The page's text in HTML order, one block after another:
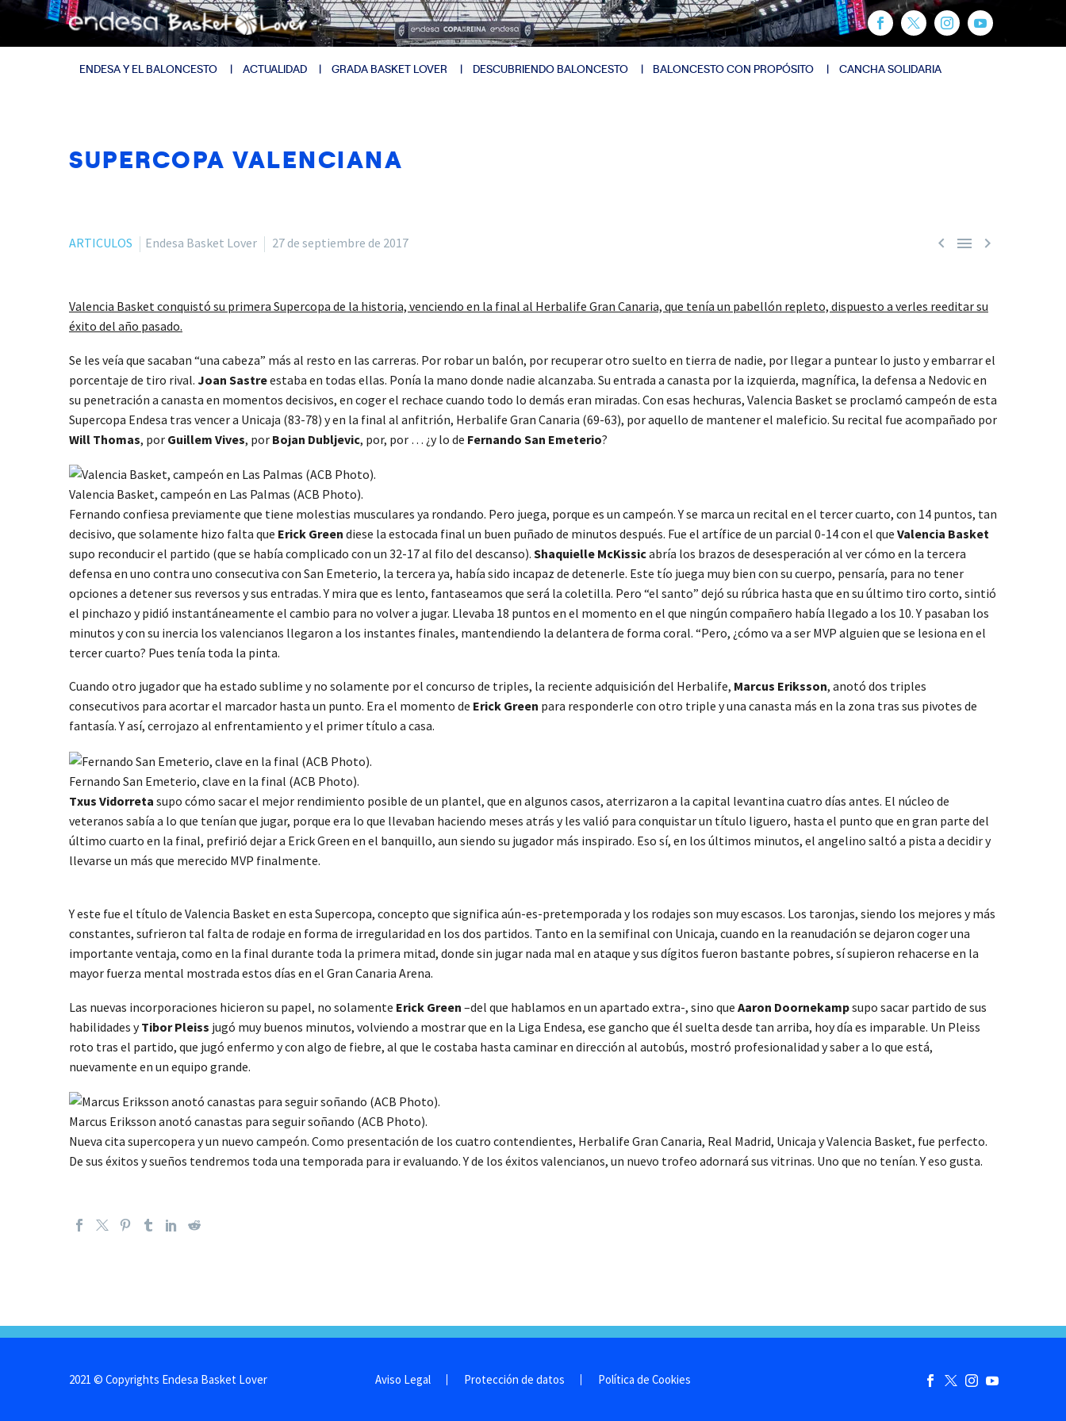
ENDESA Y EL BALONCESTO ACTUALIDAD GRADA BASKET LOVER DESCUBRIENDO BALONCESTO BALONCESTO CON PROPÓSITO CANCHA SOLIDARIA
SUPERCOPA VALENCIANA
  
ARTICULOS Endesa Basket Lover 27 de septiembre de 2017
Valencia Basket conquistó su primera Supercopa de la historia, venciendo en la final al Herbalife Gran Canaria, que tenía un pabellón repleto, dispuesto a verles reeditar su
éxito del año pasado.
Se les veía que sacaban “una cabeza” más al resto en las carreras. Por robar un balón, por recuperar otro suelto en tierra de nadie, por llegar a puntear lo justo y embarrar el
porcentaje de tiro rival. Joan Sastreestaba en todas ellas. Ponía la mano donde nadie alcanzaba. Su entrada a canasta por la izquierda, magnífica, la defensa a Nedovic en
su penetración a canasta en momentos decisivos, en coger el rechace cuando todo lo demás eran miradas. Con esas hechuras, Valencia Basket se proclamó campeón de esta
Supercopa Endesa tras vencer a Unicaja (83-78) y en la final al anfitrión, Herbalife Gran Canaria (69-63), por aquello de mantener el maleficio. Su recital fue acompañado por
Will Thomas, por Guillem Vives, por Bojan Dubljevic, por, por … ¿y lo de Fernando San Emeterio?
Valencia Basket, campeón en Las Palmas (ACB Photo).
Fernando confiesa previamente que tiene molestias musculares ya rondando. Pero juega, porque es un campeón. Y se marca un recital en el tercer cuarto, con 14 puntos, tan
decisivo, que solamente hizo falta que Erick Green diese la estocada final un buen puñado de minutos después. Fue el artífice de un parcial 0-14 con el que Valencia Basket
supo reconducir el partido (que se había complicado con un 32-17 al filo del descanso). Shaquielle McKissicabría los brazos de desesperación al ver cómo en la tercera
defensa en uno contra uno consecutiva con San Emeterio, la tercera ya, había sido incapaz de detenerle. Este tío juega muy bien con su cuerpo, pensaría, para no tener
opciones a detener sus reversos y sus entradas. Y mira que es lento, fantaseamos que será la coletilla. Pero “el santo” dejó su rúbrica hasta que en su último tiro corto, sintió
el pinchazo y pidió instantáneamente el cambio para no volver a jugar. Llevaba 18 puntos en el momento en el que ningún compañero había llegado a los 10. Y pasaban los
minutos y con su inercia los valencianos llegaron a los instantes finales, mantendiendo la delantera de forma coral. “Pero, ¿cómo va a ser MVP alguien que se lesiona en el
tercer cuarto? Pues tenía toda la pinta.
Cuando otro jugador que ha estado sublime y no solamente por el concurso de triples, la reciente adquisición del Herbalife, Marcus Eriksson, anotó dos triples
consecutivos para acortar el marcador hasta un punto. Era el momento de Erick Green para responderle con otro triple y una canasta más en la zona tras sus pivotes de
fantasía. Y así, cerrojazo al enfrentamiento y el primer título a casa.
Fernando San Emeterio, clave en la final (ACB Photo).
Txus Vidorreta supo cómo sacar el mejor rendimiento posible de un plantel, que en algunos casos, aterrizaron a la capital levantina cuatro días antes. El núcleo de
veteranos sabía a lo que tenían que jugar, porque era lo que llevaban haciendo meses atrás y les valió para conquistar un título liguero, hasta el punto que en gran parte del
último cuarto en la final, prefirió dejar a Erick Green en el banquillo, aun siendo su jugador más inspirado. Eso sí, en los últimos minutos, el angelino saltó a pista a decidir y
llevarse un más que merecido MVP finalmente.
Y este fue el título de Valencia Basket en esta Supercopa, concepto que significa aún-es-pretemporada y los rodajes son muy escasos. Los taronjas, siendo los mejores y más
constantes, sufrieron tal falta de rodaje en forma de irregularidad en los dos partidos. Tanto en la semifinal con Unicaja, cuando en la reanudación se dejaron coger una
importante ventaja, como en la final durante toda la primera mitad, donde sin jugar nada mal en ataque y sus dígitos fueron bastante pobres, sí supieron rehacerse en la
mayor fuerza mental mostrada estos días en el Gran Canaria Arena.
Las nuevas incorporaciones hicieron su papel, no solamente Erick Green –del que hablamos en un apartado extra-, sino que Aaron Doornekampsupo sacar partido de sus
habilidades yTibor Pleiss jugó muy buenos minutos, volviendo a mostrar que en la Liga Endesa, ese gancho que él suelta desde tan arriba, hoy día es imparable. Un Pleiss
roto tras el partido, que jugó enfermo y con algo de fiebre, al que le costaba hasta caminar en dirección al autobús, mostró profesionalidad y saber a lo que está,
nuevamente en un equipo grande.
Marcus Eriksson anotó canastas para seguir soñando (ACB Photo).
Nueva cita supercopera y un nuevo campeón. Como presentación de los cuatro contendientes, Herbalife Gran Canaria, Real Madrid, Unicaja y Valencia Basket, fue perfecto.
De sus éxitos y sueños tendremos toda una temporada para ir evaluando. Y de los éxitos valencianos, un nuevo trofeo adornará sus vitrinas. Uno que no tenían. Y eso gusta.
Aviso Legal Protección de datos Política de Cookies
2021 © Copyrights Endesa Basket Lover